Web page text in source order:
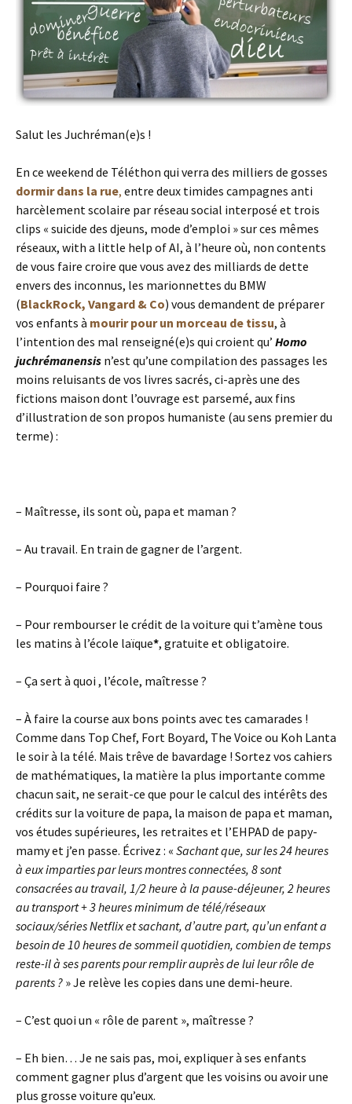
Salut les Juchréman(e)s !
En ce weekend de Téléthon qui verra des milliers de gosses
dormir dans la rue, entre deux timides campagnes anti
harcèlement scolaire par réseau social interposé et trois
clips « suicide des djeuns, mode d’emploi » sur ces mêmes
réseaux, with a little help of AI, à l’heure où, non contents
de vous faire croire que vous avez des milliards de dette
envers des inconnus, les marionnettes du BMW
(BlackRock, Vangard & Co) vous demandent de préparer
vos enfants à mourir pour un morceau de tissu, à
l’intention des mal renseigné(e)s qui croient qu’ Homo
juchrémanensis n’est qu’une compilation des passages les
moins reluisants de vos livres sacrés, ci-après une des
fictions maison dont l’ouvrage est parsemé, aux fins
d’illustration de son propos humaniste (au sens premier du
terme) :
– Maîtresse, ils sont où, papa et maman ?
– Au travail. En train de gagner de l’argent.
– Pourquoi faire ?
– Pour rembourser le crédit de la voiture qui t’amène tous
les matins à l’école laïque*, gratuite et obligatoire.
– Ça sert à quoi , l’école, maîtresse ?
– À faire la course aux bons points avec tes camarades !
Comme dans Top Chef, Fort Boyard, The Voice ou Koh Lanta
le soir à la télé. Mais trêve de bavardage ! Sortez vos cahiers
de mathématiques, la matière la plus importante comme
chacun sait, ne serait-ce que pour le calcul des intérêts des
crédits sur la voiture de papa, la maison de papa et maman,
vos études supérieures, les retraites et l’EHPAD de papy-
mamy et j’en passe. Écrivez : « Sachant que, sur les 24 heures
à eux imparties par leurs montres connectées, 8 sont
consacrées au travail, 1/2 heure à la pause-déjeuner, 2 heures
au transport + 3 heures minimum de télé/réseaux
sociaux/séries Netflix et sachant, d’autre part, qu’un enfant a
besoin de 10 heures de sommeil quotidien, combien de temps
reste-il à ses parents pour remplir auprès de lui leur rôle de
parents ? » Je relève les copies dans une demi-heure.
– C’est quoi un « rôle de parent », maîtresse ?
– Eh bien… Je ne sais pas, moi, expliquer à ses enfants
comment gagner plus d’argent que les voisins ou avoir une
plus grosse voiture qu’eux.